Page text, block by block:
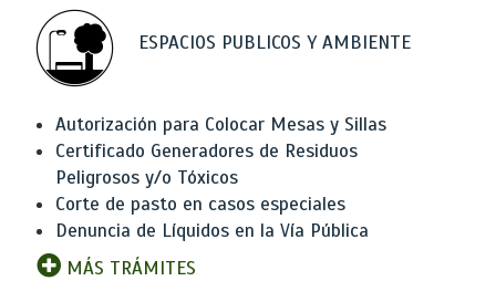
ESPACIOS PUBLICOS Y AMBIENTE
Autorización para Colocar Mesas y Sillas
Certificado Generadores de Residuos
Peligrosos y/o Tóxicos
Corte de pasto en casos especiales
Denuncia de Líquidos en la Vía Pública
MÁS TRÁMITES